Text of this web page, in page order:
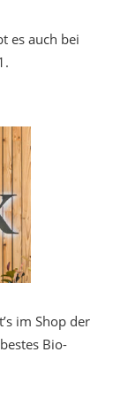
es auch bei
im Shop der
Bio-